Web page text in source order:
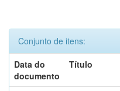
Conjunto de itens:
Data do
documento
Título